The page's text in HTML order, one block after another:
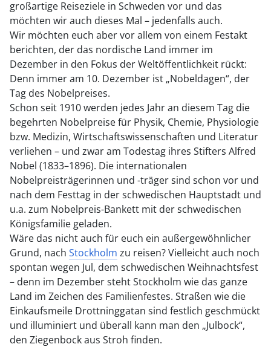
großartige Reiseziele in Schweden vor und das
möchten wir auch dieses Mal – jedenfalls auch.
Wir möchten euch aber vor allem von einem Festakt
berichten, der das nordische Land immer im
Dezember in den Fokus der Weltöffentlichkeit rückt:
Denn immer am 10. Dezember ist „Nobeldagen“, der
Tag des Nobelpreises.
Schon seit 1910 werden jedes Jahr an diesem Tag die
begehrten Nobelpreise für Physik, Chemie, Physiologie
bzw. Medizin, Wirtschaftswissenschaften und Literatur
verliehen – und zwar am Todestag ihres Stifters Alfred
Nobel (1833–1896). Die internationalen
Nobelpreisträgerinnen und -träger sind schon vor und
nach dem Festtag in der schwedischen Hauptstadt und
u.a. zum Nobelpreis-Bankett mit der schwedischen
Königsfamilie geladen.
Wäre das nicht auch für euch ein außergewöhnlicher
Grund, nach Stockholm zu reisen? Vielleicht auch noch
spontan wegen Jul, dem schwedischen Weihnachtsfest
– denn im Dezember steht Stockholm wie das ganze
Land im Zeichen des Familienfestes. Straßen wie die
Einkaufsmeile Drottninggatan sind festlich geschmückt
und illuminiert und überall kann man den „Julbock“,
den Ziegenbock aus Stroh finden.